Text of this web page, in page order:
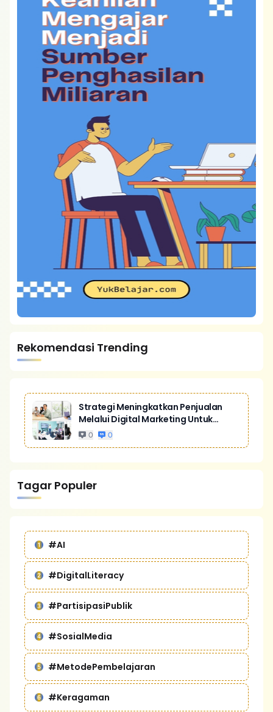
Rekomendasi Trending
Strategi Meningkatkan Penjualan
Melalui Digital Marketing Untuk
Bisnis Yang Lebih Kompetitif
0 0
Tagar Populer
#AI
#DigitalLiteracy
#PartisipasiPublik
#SosialMedia
#MetodePembelajaran
#Keragaman